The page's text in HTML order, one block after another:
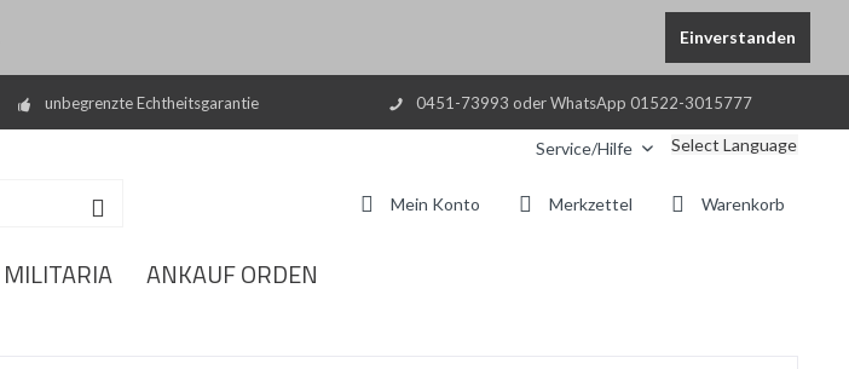
Einverstanden
unbegrenzte Echtheitsgarantie 0451-73993 oder WhatsApp 01522-3015777
Service/Hilfe Select Language
Warenkorb
Merkzettel
Mein Konto
MILITARIA ANKAUF ORDEN